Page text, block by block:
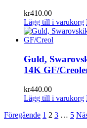
kr410.00
Lägg till i varukorg
Guld,
14K GF/
kr440.00
Lägg till i varukorg
Föregående 1 2 3 … 5